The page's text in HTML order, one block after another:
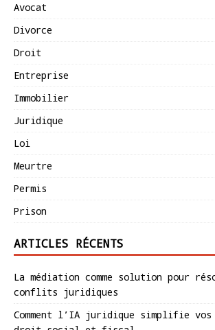
Avocat
Divorce
Droit
Entreprise
Immobilier
Juridique
Loi
Meurtre
Permis
Prison
ARTICLES RÉCENTS
La médiation comme solution pour
conflits juridiques
Comment l’IA juridique simplifie vos